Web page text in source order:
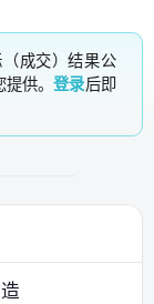
成交）结果公
提供。登录后即